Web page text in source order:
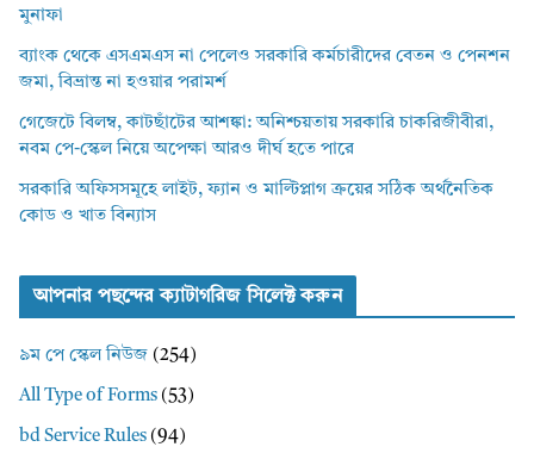
মুনাফা
ব্যাংক থেকে এসএমএস না পেলেও সরকারি কর্মচারীদের বেতন ও পেনশন
জমা, বিভ্রান্ত না হওয়ার পরামর্শ
গেজেটে বিলম্ব, কাটছাঁটের আশঙ্কা: অনিশ্চয়তায় সরকারি চাকরিজীবীরা,
নবম পে-স্কেল নিয়ে অপেক্ষা আরও দীর্ঘ হতে পারে
সরকারি অফিসসমূহে লাইট, ফ্যান ও মাল্টিপ্লাগ ক্রয়ের সঠিক অর্থনৈতিক
কোড ও খাত বিন্যাস
আপনার পছন্দের ক্যাটাগরিজ সিলেক্ট করুন
৯ম পে স্কেল নিউজ (254)
All Type of Forms (53)
bd Service Rules (94)